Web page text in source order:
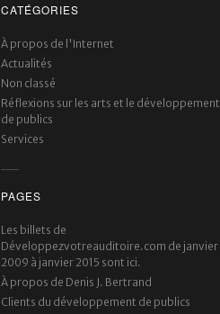
CATÉGORIES
À propos de l'Internet
Actualités
Non classé
Réflexions sur les arts et le développement
de publics
Services
PAGES
Les billets de
Développezvotreauditoire.com de janvier
2009 à janvier 2015 sont ici.
À propos de Denis J. Bertrand
Clients du développement de publics